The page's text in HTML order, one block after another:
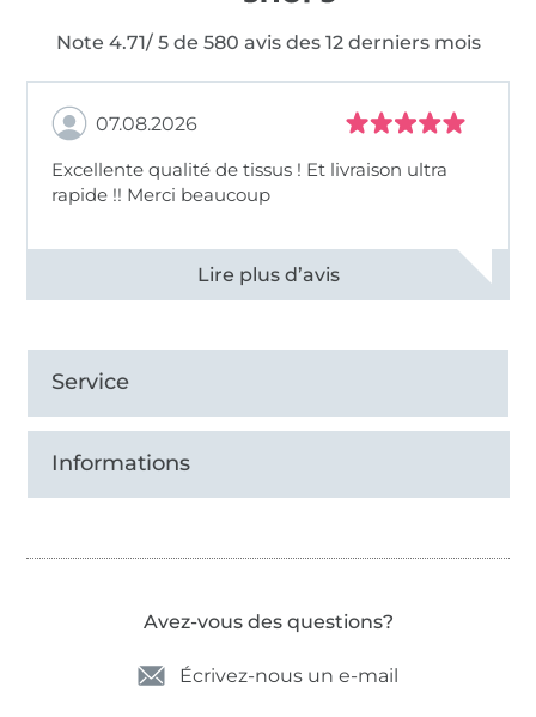
Note 4.71/ 5 de 580 avis des 12 derniers mois
07.08.2026
Excellente qualité de tissus ! Et livraison ultra
rapide !! Merci beaucoup
Voir tous les 11497 commentaires
Service
Informations
Avez-vous des questions?
Écrivez-nous un e-mail